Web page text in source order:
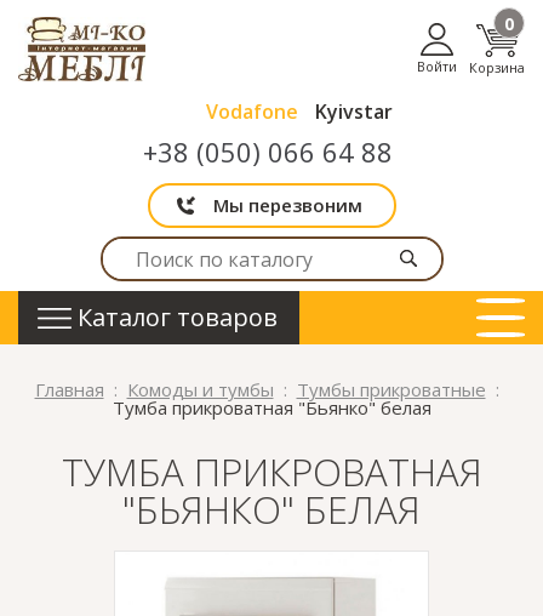
Vodafone Kyivstar
+38 (050) 066 64 88
Мы перезвоним
Войти Корзина
0
Каталог товаров
Главная Комоды и тумбы Тумбы прикроватные
Тумба прикроватная "Бьянко" белая
ТУМБА ПРИКРОВАТНАЯ
"БЬЯНКО" БЕЛАЯ